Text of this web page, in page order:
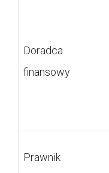
Doradca
finansowy
Prawnik